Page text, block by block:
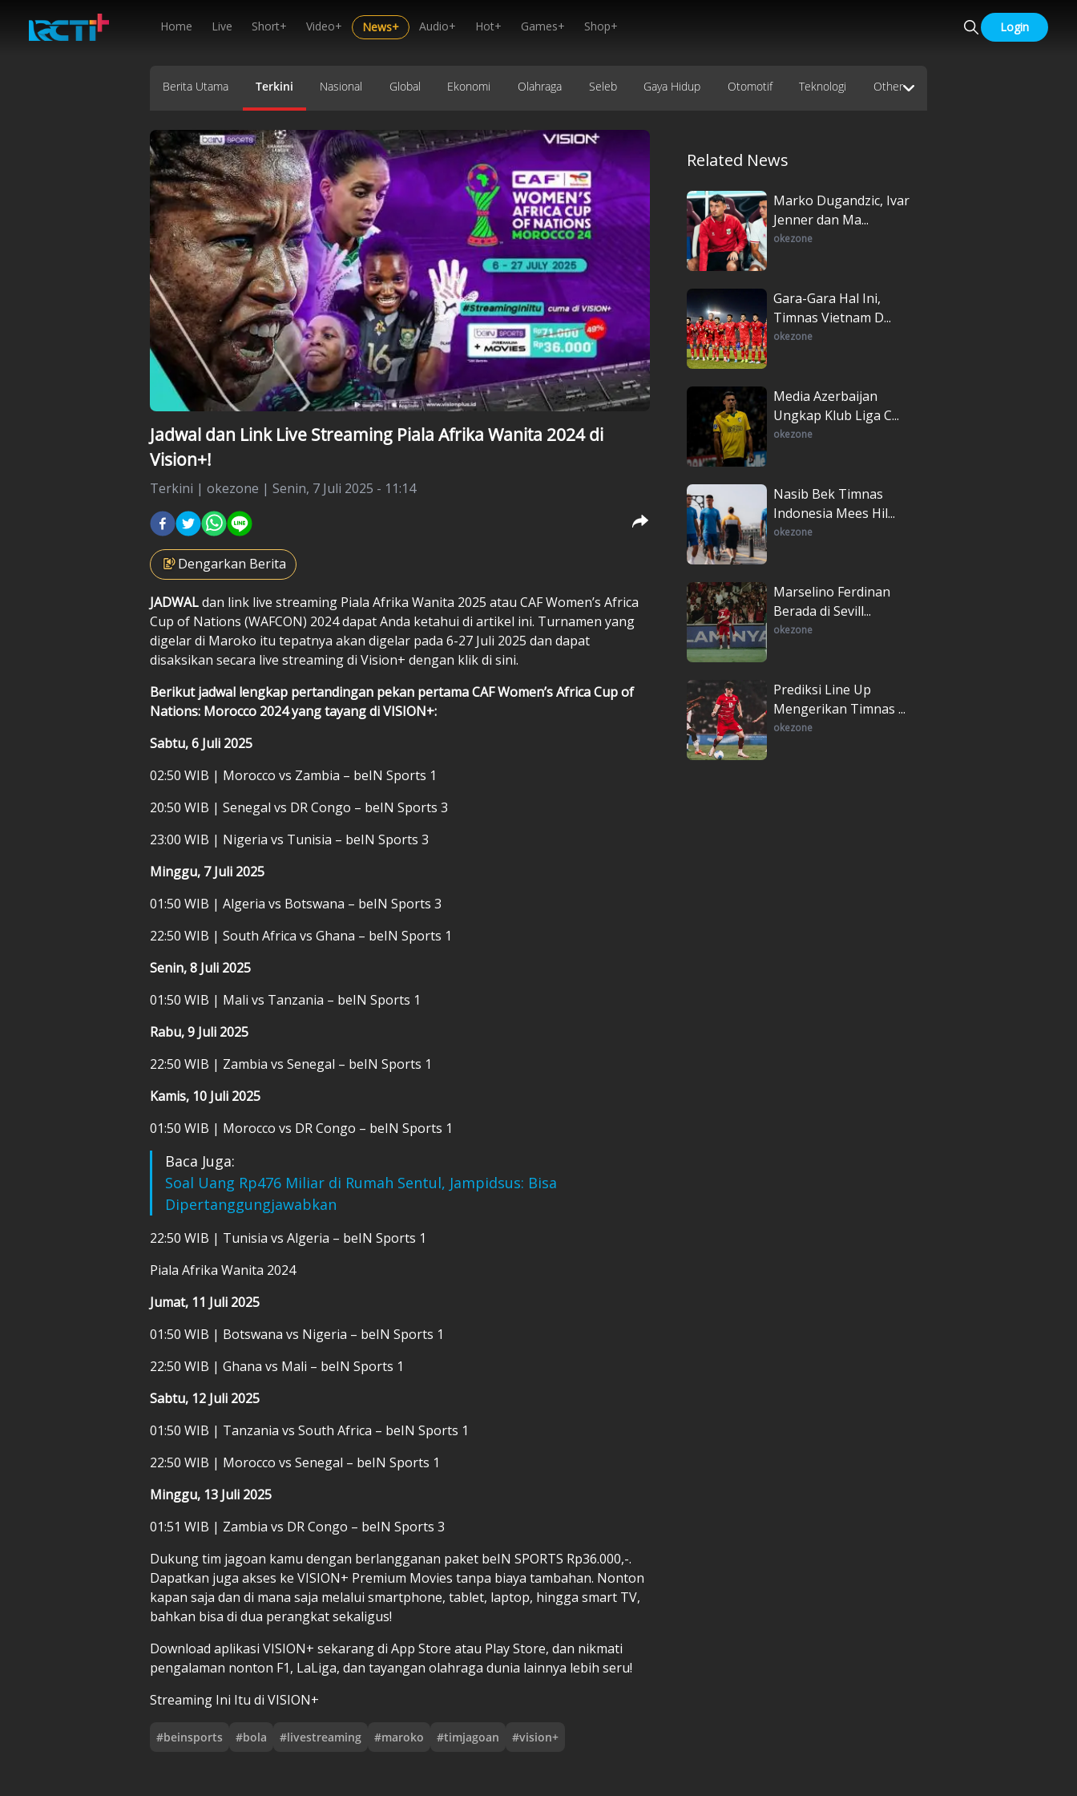
Home Live Short+ Video+ News+ Audio+ Hot+ Games+ Shop+ Login
Berita Utama Terkini Nasional Global Ekonomi Olahraga Seleb Gaya Hidup Otomotif Teknologi Other
Jadwal dan Link Live Streaming Piala Afrika Wanita 2024 di
Vision+!
Terkini | okezone | Senin, 7 Juli 2025 - 11:14
Dengarkan Berita
JADWALdan link live streaming Piala Afrika Wanita 2025 atau CAF Women’s Africa
Cup of Nations (WAFCON) 2024 dapat Anda ketahui di artikel ini. Turnamen yang
digelar di Maroko itu tepatnya akan digelar pada 6-27 Juli 2025 dan dapat
disaksikan secara live streaming di Vision+ dengan klikdi sini.
Berikut jadwal lengkap pertandingan pekan pertama CAF Women’s Africa Cup of
Nations: Morocco 2024 yang tayang di VISION+:
Sabtu, 6 Juli 2025
02:50 WIB | Morocco vs Zambia – beIN Sports 1
20:50 WIB | Senegal vs DR Congo – beIN Sports 3
23:00 WIB | Nigeria vs Tunisia – beIN Sports 3
Minggu, 7 Juli 2025
01:50 WIB | Algeria vs Botswana – beIN Sports 3
22:50 WIB | South Africa vs Ghana – beIN Sports 1
Senin, 8 Juli 2025
01:50 WIB | Mali vs Tanzania – beIN Sports 1
Rabu, 9 Juli 2025
22:50 WIB | Zambia vs Senegal – beIN Sports 1
Kamis, 10 Juli 2025
01:50 WIB | Morocco vs DR Congo – beIN Sports 1
Baca Juga:
Soal Uang Rp476 Miliar di Rumah Sentul, Jampidsus: Bisa
Dipertanggungjawabkan
22:50 WIB | Tunisia vs Algeria – beIN Sports 1
Piala Afrika Wanita 2024
Jumat, 11 Juli 2025
01:50 WIB | Botswana vs Nigeria – beIN Sports 1
22:50 WIB | Ghana vs Mali – beIN Sports 1
Sabtu, 12 Juli 2025
01:50 WIB | Tanzania vs South Africa – beIN Sports 1
22:50 WIB | Morocco vs Senegal – beIN Sports 1
Minggu, 13 Juli 2025
01:51 WIB | Zambia vs DR Congo – beIN Sports 3
Dukung tim jagoan kamu dengan berlangganan paket beIN SPORTS Rp36.000,-.
Dapatkan juga akses ke VISION+ Premium Movies tanpa biaya tambahan. Nonton
kapan saja dan di mana saja melalui smartphone, tablet, laptop, hingga smart TV,
bahkan bisa di dua perangkat sekaligus!
Download aplikasi VISION+ sekarang di App Store atau Play Store, dan nikmati
pengalaman nonton F1, LaLiga, dan tayangan olahraga dunia lainnya lebih seru!
Streaming Ini Itu di VISION+
#beinsports #bola #livestreaming #maroko #timjagoan #vision+
Related News
Marko Dugandzic, Ivar
Jenner dan Ma...
okezone
Gara-Gara Hal Ini,
Timnas Vietnam D...
okezone
Media Azerbaijan
Ungkap Klub Liga C...
okezone
Nasib Bek Timnas
Indonesia Mees Hil...
okezone
Marselino Ferdinan
Berada di Sevill...
okezone
Prediksi Line Up
Mengerikan Timnas ...
okezone